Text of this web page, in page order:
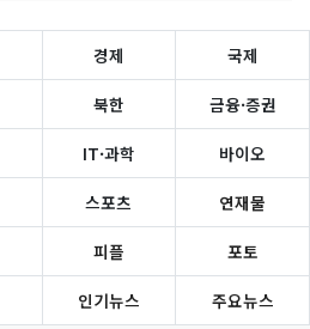
경제 국제
북한 금융·증권
IT·과학 바이오
스포츠 연재물
피플 포토
인기뉴스 주요뉴스